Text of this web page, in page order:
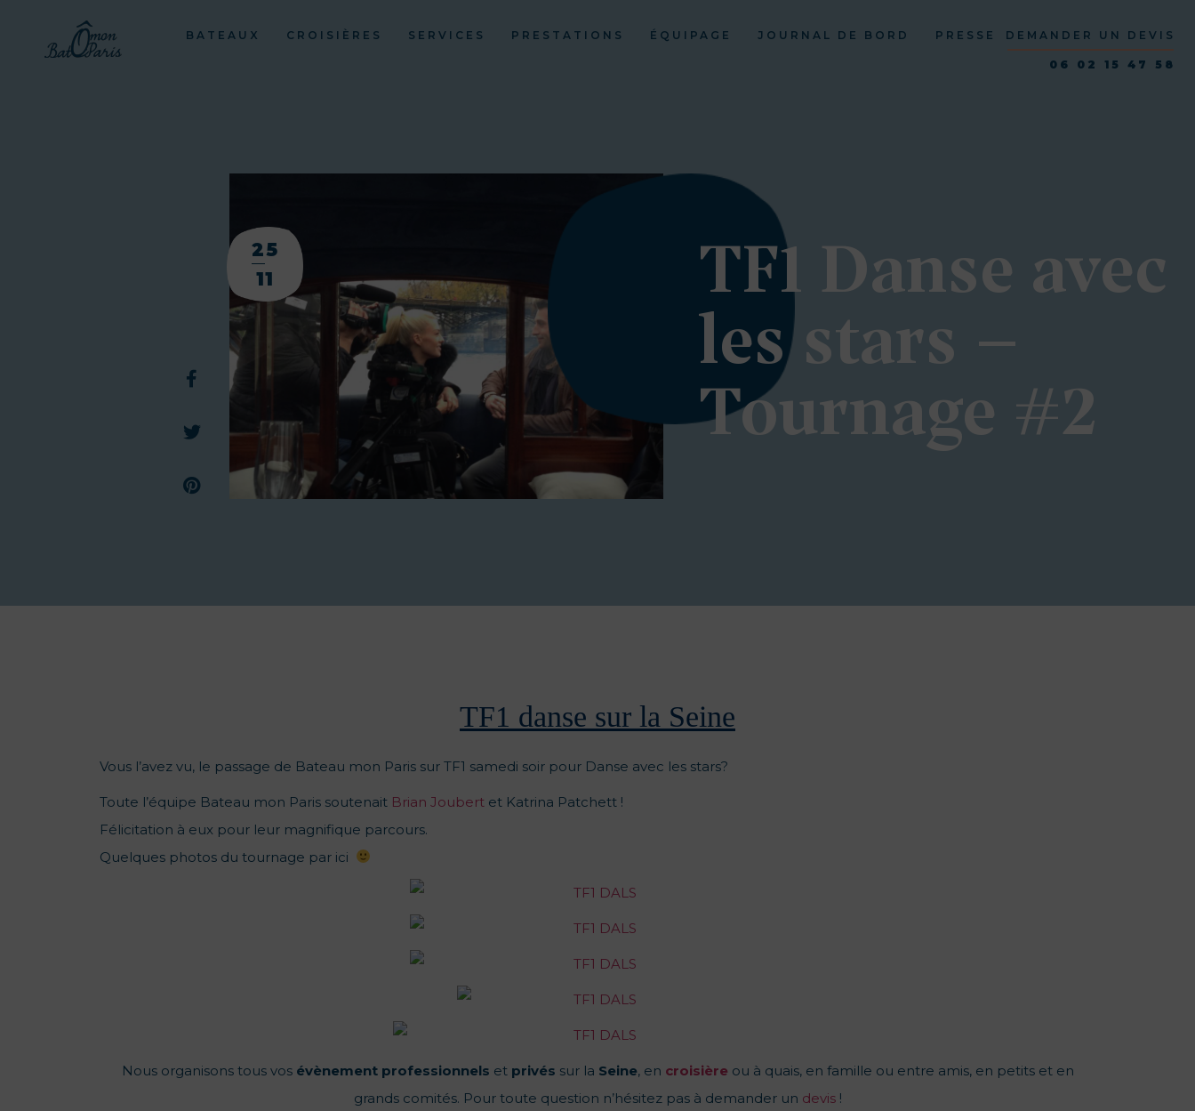
BATEAUX CROISIÈRES SERVICES PRESTATIONS ÉQUIPAGE JOURNAL DE BORD PRESSE DEMANDER UN DEVIS
06 02 15 47 58
25
11
TF1 Danse avec
les stars –
Tournage #2
TF1 danse sur la Seine
Vous l’avez vu, le passage de Bateau mon Paris sur TF1 samedi soir pour Danse avec les stars?
Toute l’équipe Bateau mon Paris soutenait Brian Joubert et Katrina Patchett !
Félicitation à eux pour leur magnifique parcours.
Quelques photos du tournage par ici
Nous organisons tous vos évènement professionnels et privés sur la Seine, en croisière ou à quais, en famille ou entre amis, en petits et en
grands comités. Pour toute question n’hésitez pas à demander un devis!